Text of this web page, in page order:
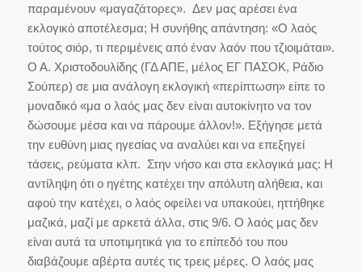
παραμένουν «μαγαζάτορες». Δεν μας αρέσει ένα
εκλογικό αποτέλεσμα; Η συνήθης απάντηση: «Ο λαός
τούτος σιόρ, τι περιμένεις από έναν λαόν που τζιοιμάται».
Ο Α. Χριστοδουλίδης (ΓΔ ΑΠΕ, μέλος ΕΓ ΠΑΣΟΚ, Ράδιο
Σούπερ) σε μια ανάλογη εκλογική «περίπτωση» είπε το
μοναδικό «μα ο λαός μας δεν είναι αυτοκίνητο να τον
δώσουμε μέσα και να πάρουμε άλλον!». Εξήγησε μετά
την ευθύνη μιας ηγεσίας να αναλύει και να επεξηγεί
τάσεις, ρεύματα κλπ. Στην νήσο και στα εκλογικά μας: Η
αντίληψη ότι ο ηγέτης κατέχει την απόλυτη αλήθεια, και
αφού την κατέχει, ο λαός οφείλει να υπακούει, ηττήθηκε
μαζικά, μαζί με αρκετά άλλα, στις 9/6. Ο λαός μας δεν
είναι αυτά τα υποτιμητικά για το επίπεδό του που
διαβάζουμε αβέρτα αυτές τις τρεις μέρες. Ο λαός μας